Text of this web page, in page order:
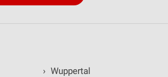
› Wuppertal